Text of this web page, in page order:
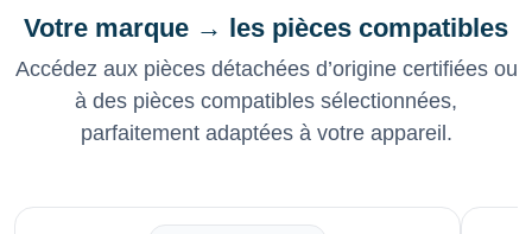
Votre marque → les pièces compatibles
Accédez aux pièces détachées d’origine certifiées ou
à des pièces compatibles sélectionnées,
parfaitement adaptées à votre appareil.